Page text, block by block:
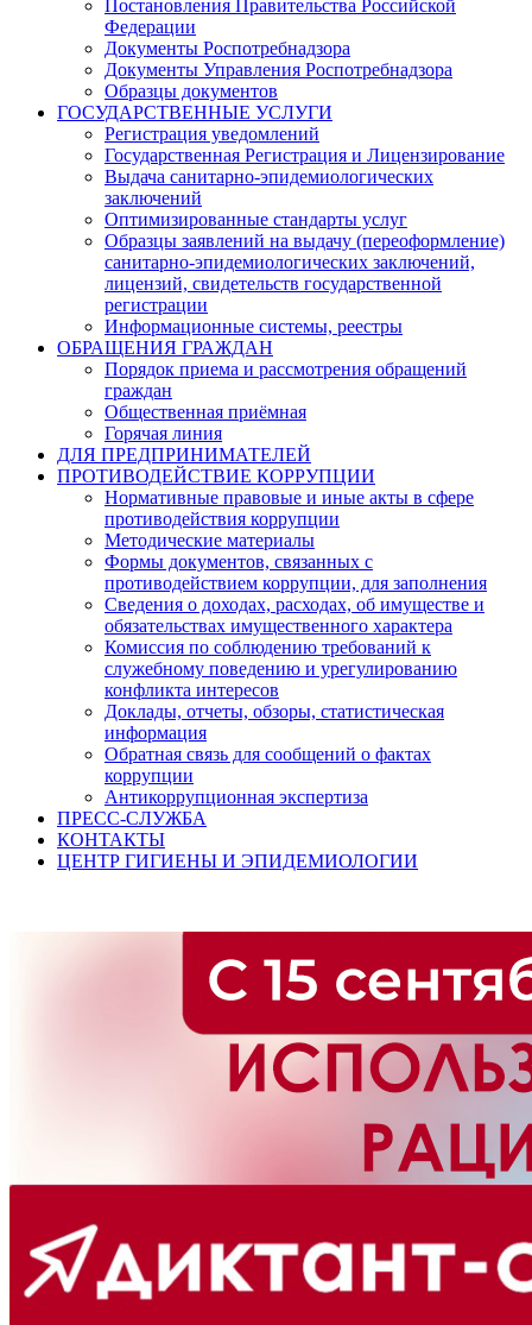
Постановления Правительства Российской
Федерации
Документы Роспотребнадзора
Документы Управления Роспотребнадзора
Образцы документов
ГОСУДАРСТВЕННЫЕ УСЛУГИ
Регистрация уведомлений
Государственная Регистрация и Лицензирование
Выдача санитарно-эпидемиологических
заключений
Оптимизированные стандарты услуг
Образцы заявлений на выдачу (переоформление)
санитарно-эпидемиологических заключений,
лицензий, свидетельств государственной
регистрации
Информационные системы, реестры
ОБРАЩЕНИЯ ГРАЖДАН
Порядок приема и рассмотрения обращений
граждан
Общественная приёмная
Горячая линия
ДЛЯ ПРЕДПРИНИМАТЕЛЕЙ
ПРОТИВОДЕЙСТВИЕ КОРРУПЦИИ
Нормативные правовые и иные акты в сфере
противодействия коррупции
Методические материалы
Формы документов, связанных с
противодействием коррупции, для заполнения
Сведения о доходах, расходах, об имуществе и
обязательствах имущественного характера
Комиссия по соблюдению требований к
служебному поведению и урегулированию
конфликта интересов
Доклады, отчеты, обзоры, статистическая
информация
Обратная связь для сообщений о фактах
коррупции
Антикоррупционная экспертиза
ПРЕСС-СЛУЖБА
КОНТАКТЫ
ЦЕНТР ГИГИЕНЫ И ЭПИДЕМИОЛОГИИ